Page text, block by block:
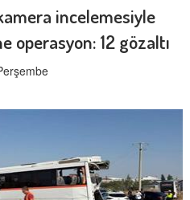
incelemesiyle
operasyon: 12 gözaltı